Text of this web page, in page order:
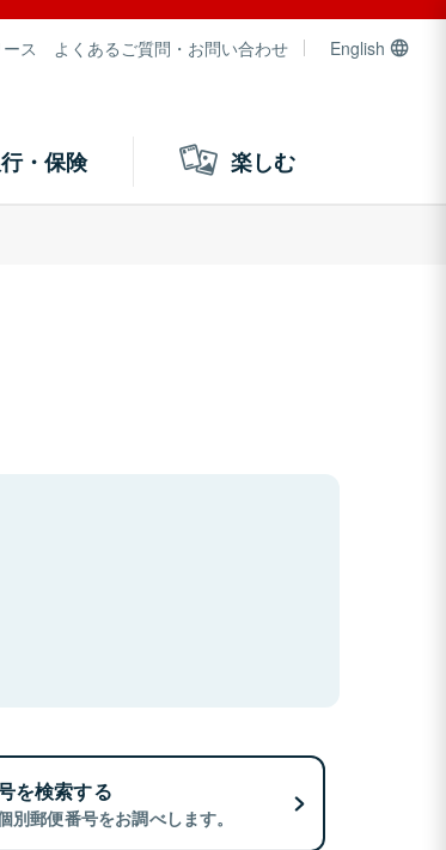
ス よくあるご質問・お問い合わせ English
・保険 楽しむ
を検索する
別郵便番号をお調べします。